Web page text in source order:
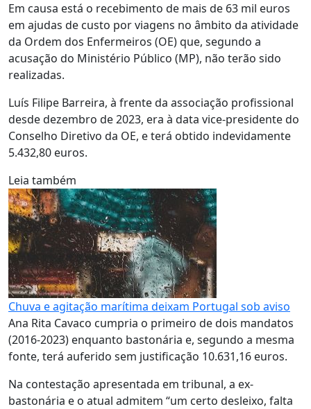
Em causa está o recebimento de mais de 63 mil euros
em ajudas de custo por viagens no âmbito da atividade
da Ordem dos Enfermeiros (OE) que, segundo a
acusação do Ministério Público (MP), não terão sido
realizadas.
Luís Filipe Barreira, à frente da associação profissional
desde dezembro de 2023, era à data vice-presidente do
Conselho Diretivo da OE, e terá obtido indevidamente
5.432,80 euros.
Leia também
Chuva e agitação marítima deixam Portugal sob aviso
Ana Rita Cavaco cumpria o primeiro de dois mandatos
(2016-2023) enquanto bastonária e, segundo a mesma
fonte, terá auferido sem justificação 10.631,16 euros.
Na contestação apresentada em tribunal, a ex-
bastonária e o atual admitem “um certo desleixo, falta